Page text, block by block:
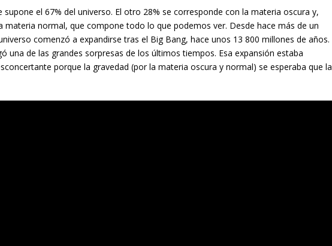
el 67% del universo. El otro 28% se corresponde con la materia oscura y,
materia normal, que compone todo lo que podemos ver. Desde hace más de un
comenzó a expandirse tras el Big Bang, hace unos 13 800 millones de años.
una de las grandes sorpresas de los últimos tiempos. Esa expansión estaba
porque la gravedad (por la materia oscura y normal) se esperaba que la